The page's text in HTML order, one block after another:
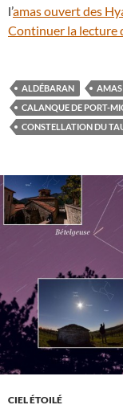
l’amas ouvert des
Continuer la lecture
ALDÉBARAN AMAS
CALANQUE DE PORT-
CONSTELLATION DU
CIEL ÉTOILÉ